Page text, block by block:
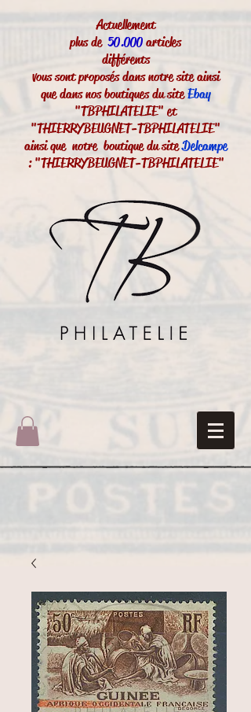
Actuellement
plus de50.000articles
différents
vous sont proposés dans notre site ainsi
que dans nos boutiques du siteEbay
"TBPHILATELIE" et
"THIERRYBEUGNET-TBPHILATELIE"
ainsi que notre boutique du siteDelcampe
: "THIERRYBEUGNET-TBPHILATELIE"